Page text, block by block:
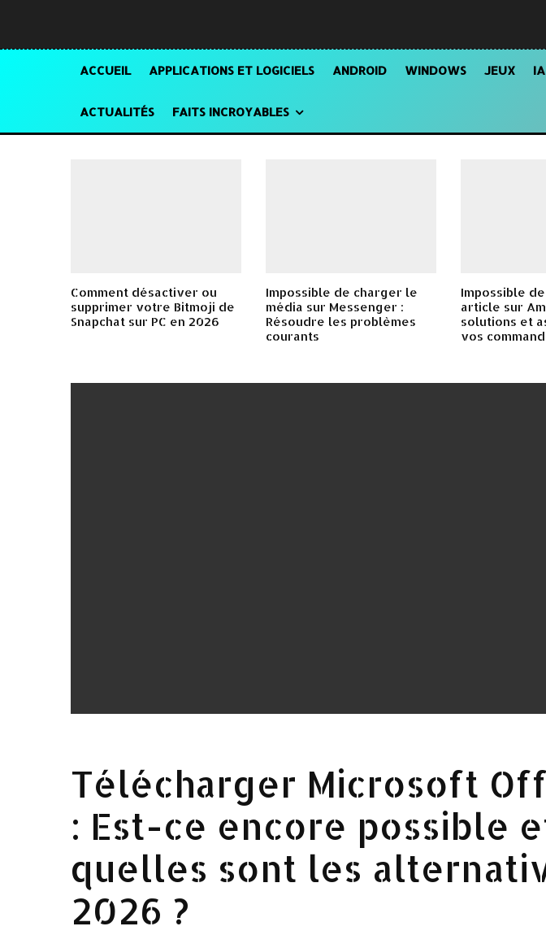
ACCUEIL APPLICATIONS ET LOGICIELS ANDROID WINDOWS JEUX IA
ACTUALITÉS FAITS INCROYABLES
Comment désactiver ou
supprimer votre Bitmoji de
Snapchat sur PC en 2026
Impossible de charger le
média sur Messenger :
Résoudre les problèmes
courants
Impossible
article sur
solutions et
vos
Télécharger Microsoft
: Est-ce encore possible
quelles sont les
2026 ?